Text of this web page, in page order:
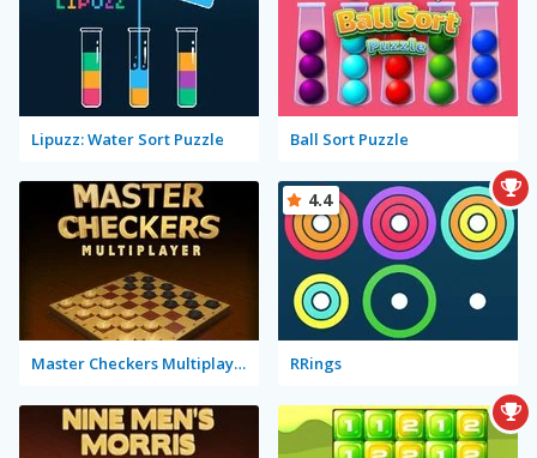
Lipuzz: Water Sort Puzzle Ball Sort Puzzle
Master Checkers Multiplayer RRings
4.4